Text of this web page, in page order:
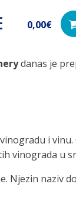
0,00€
danas je
i
vinograda u
Njezin naziv
Učinkovito